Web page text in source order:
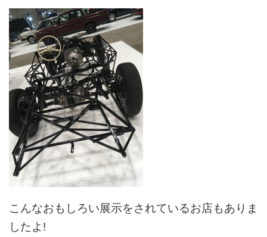
こんなおもしろい展示をされているお店もありま
したよ!